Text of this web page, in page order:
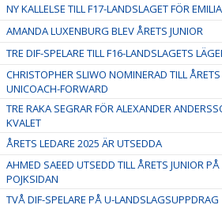
NY KALLELSE TILL F17-LANDSLAGET FÖR
AMANDA LUXENBURG BLEV ÅRETS JUNIOR
TRE DIF-SPELARE TILL F16-LANDSLAGETS
CHRISTOPHER SLIWO NOMINERAD TILL ÅRETS
UNICOACH-FORWARD
TRE RAKA SEGRAR FÖR ALEXANDER
KVALET
ÅRETS LEDARE 2025 ÄR UTSEDDA
AHMED SAEED UTSEDD TILL ÅRETS JUNIOR PÅ
POJKSIDAN
TVÅ DIF-SPELARE PÅ U-LANDSLAGSUPPDRAG